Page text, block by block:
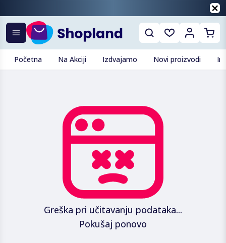
Početna Na Akciji Izdvajamo Novi proizvodi
Greška pri učitavanju podataka...
Pokušaj ponovo